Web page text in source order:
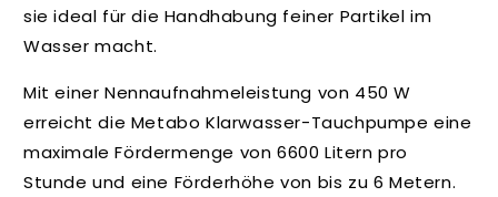
t
sie ideal für die Handhabung feiner Partikel im
Wasser macht.
Mit einer Nennaufnahmeleistung von 450 W
erreicht die Metabo Klarwasser-Tauchpumpe eine
maximale Fördermenge von 6600 Litern pro
Stunde und eine Förderhöhe von bis zu 6 Metern.